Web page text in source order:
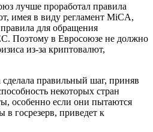
лучше проработал правила
имея в виду регламент MiCA,
для обращения
Поэтому в Евросоюзе не должно
из-за криптовалют,
правильный шаг, приняв
некоторых стран
особенно если они пытаются
госрезерв, приведет к